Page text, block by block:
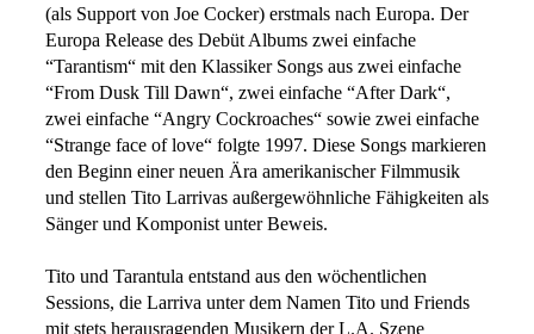
(als Support von Joe Cocker) erstmals nach Europa. Der
Europa Release des Debüt Albums zwei einfache
“Tarantism“ mit den Klassiker Songs aus zwei einfache
“From Dusk Till Dawn“, zwei einfache “After Dark“,
zwei einfache “Angry Cockroaches“ sowie zwei einfache
“Strange face of love“ folgte 1997. Diese Songs markieren
den Beginn einer neuen Ära amerikanischer Filmmusik
und stellen Tito Larrivas außergewöhnliche Fähigkeiten als
Sänger und Komponist unter Beweis.
Tito und Tarantula entstand aus den wöchentlichen
Sessions, die Larriva unter dem Namen Tito und Friends
mit stets herausragenden Musikern der L.A. Szene